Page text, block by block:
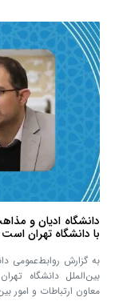
دانشگاه ادیان و
با دانشگاه تهران است
به گزارش روابط‌عمومی
بین‌الملل دانشگاه
معاون ارتباطات و امور